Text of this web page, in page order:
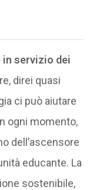
servizio dei
direi quasi
ci può aiutare
ogni momento,
dell’ascensore
educante. La
sostenibile,